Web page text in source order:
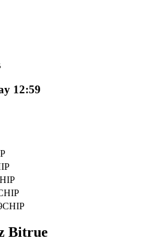
i prowizjami z kopiowania
handlowe itp.
12:59
CHIP
Bitrue